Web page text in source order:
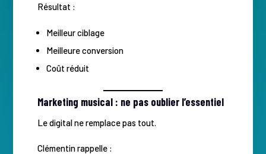
Résultat :
Meilleur ciblage
Meilleure conversion
Coût réduit
Marketing musical : ne pas oublier l’essentiel
Le digital ne remplace pas tout.
Clémentin rappelle :